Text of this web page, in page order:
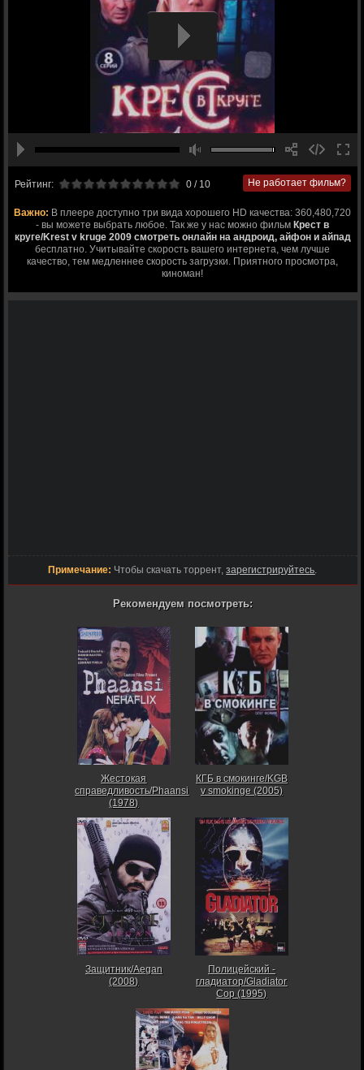
Рейтинг: 0/ 10 Не работает фильм?
Важно: В плеере доступно три вида хорошего HD качества: 360,480,720
- вы можете выбрать любое. Так же у нас можно фильм Крест в
круге/Krest v kruge 2009 смотреть онлайн на андроид, айфон и айпад
бесплатно. Учитывайте скорость вашего интернета, чем лучше
качество, тем медленнее скорость загрузки. Приятного просмотра,
киноман!
Примечание: Чтобы скачать торрент,зарегистрируйтесь.
Рекомендуем посмотреть:
Жестокая
справедливость/Phaansi
(1978)
КГБ в смокинге/KGB
v smokinge (2005)
Защитник/Aegan
(2008)
Полицейский -
гладиатор/Gladiator
Cop (1995)